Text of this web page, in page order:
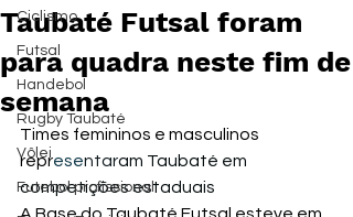
Ciclismo
Futsal
Handebol
Rugby Taubaté
Vôlei
Futebol profissional
Taubaté Futsal foram
para quadra neste fim de
semana
Times femininos e masculinos
representaram Taubaté em
competições estaduais